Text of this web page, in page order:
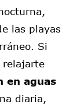
las playas
Si
relajarte
en aguas
diaria,